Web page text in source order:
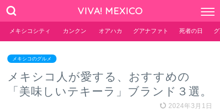
VIVA! MEXICO
メキシコシティ カンクン オアハカ グアナファト 死者の日
メキシコのグルメ
メキシコ人が愛する、おすすめの
「美味しいテキーラ」ブランド３選。
2024年3月1日